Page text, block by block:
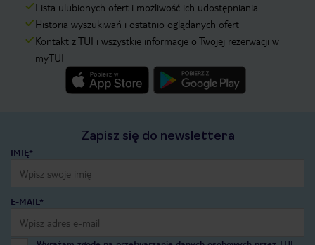
Lista ulubionych ofert i możliwość ich udostępniania
Historia wyszukiwań i ostatnio oglądanych ofert
Kontakt z TUI i wszystkie informacje o Twojej rezerwacji w
myTUI
Zapisz się do newslettera
IMIĘ*
E-MAIL*